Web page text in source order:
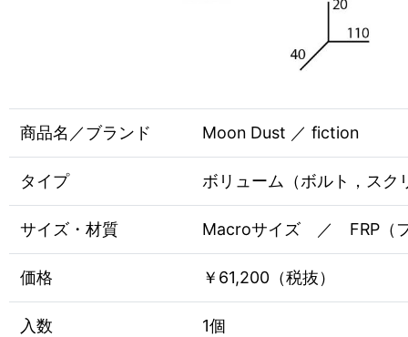
商品名／ブランド Moon Dust ／ fiction
タイプ ボリューム（ボルト，スク
サイズ・材質 Macroサイズ ／ FRP（
価格 ￥61,200（税抜）
入数 1個